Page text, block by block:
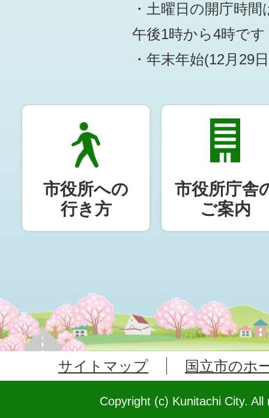
・土曜日の開庁時
午後1時から4時です
・年末年始(12月29
市役所への
行き方
市役所庁舎
ご案内
サイトマップ 国立市のホ
Copyright (c) Kunitachi City.